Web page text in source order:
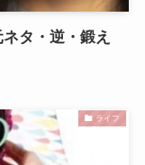
タ・逆・鍛え
ライフ